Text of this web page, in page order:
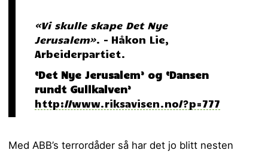
«Vi skulle skape Det Nye
Jerusalem». – Håkon Lie,
Arbeiderpartiet.
‘Det Nye Jerusalem’ og ‘Dansen
rundt Gullkalven’
http://www.riksavisen.no/?p=777
Med ABB’s terrordåder så har det jo blitt nesten